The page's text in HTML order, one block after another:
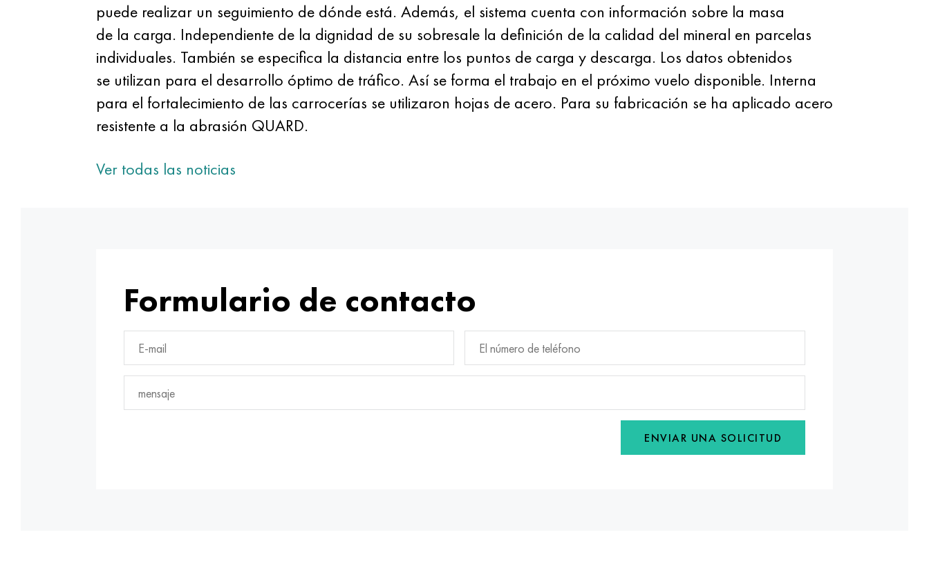
puede realizar un seguimiento de dónde está. Además, el sistema cuenta con información sobre la masa
de la carga. Independiente de la dignidad de su sobresale la definición de la calidad del mineral en parcelas
individuales. También se especifica la distancia entre los puntos de carga y descarga. Los datos obtenidos
se utilizan para el desarrollo óptimo de tráfico. Así se forma el trabajo en el próximo vuelo disponible. Interna
para el fortalecimiento de las carrocerías se utilizaron hojas de acero. Para su fabricación se ha aplicado acero
resistente a la abrasión QUARD.
Ver todas las noticias
Formulario de contacto
ENVIAR UNA SOLICITUD